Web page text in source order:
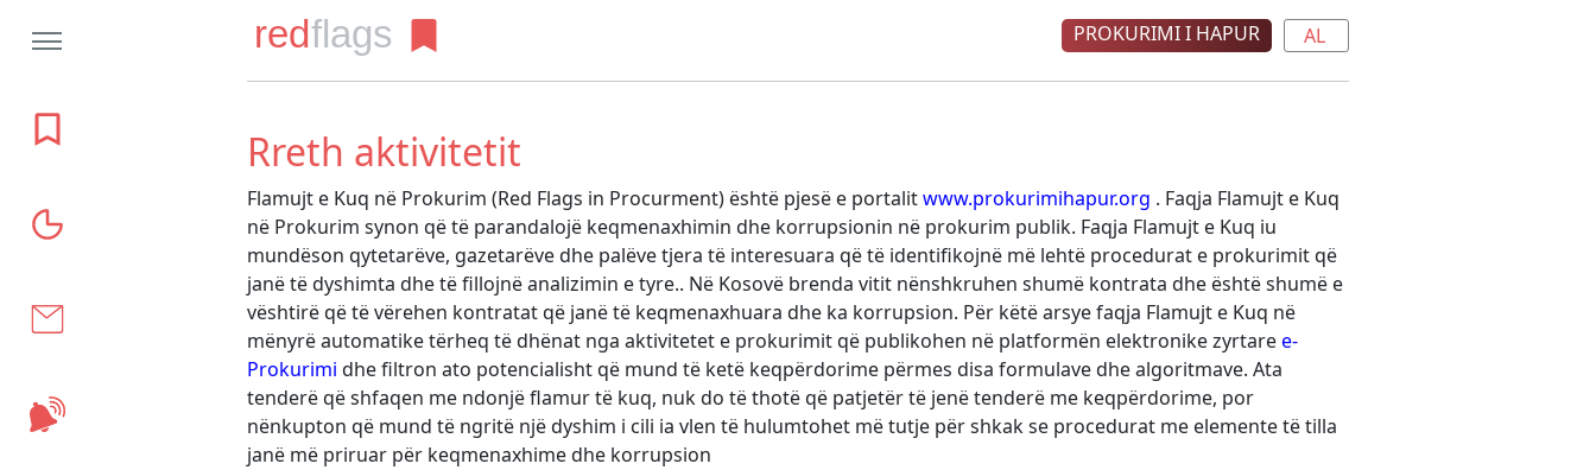
PROKURIMI I HAPUR AL
Rreth aktivitetit
Flamujt e Kuq në Prokurim (Red Flags in Procurment) është pjesë e portalitwww.prokurimihapur.org . Faqja Flamujt e Kuq
në Prokurim synon që të parandalojë keqmenaxhimin dhe korrupsionin në prokurim publik. Faqja Flamujt e Kuq iu
mundëson qytetarëve, gazetarëve dhe palëve tjera të interesuara që të identifikojnë më lehtë procedurat e prokurimit që
janë të dyshimta dhe të fillojnë analizimin e tyre.. Në Kosovë brenda vitit nënshkruhen shumë kontrata dhe është shumë e
vështirë që të vërehen kontratat që janë të keqmenaxhuara dhe ka korrupsion. Për këtë arsye faqja Flamujt e Kuq në
mënyrë automatike tërheq të dhënat nga aktivitetet e prokurimit që publikohen në platformën elektronike zyrtaree-
Prokurimi dhe filtron ato potencialisht që mund të ketë keqpërdorime përmes disa formulave dhe algoritmave. Ata
tenderë që shfaqen me ndonjë flamur të kuq, nuk do të thotë që patjetër të jenë tenderë me keqpërdorime, por
nënkupton që mund të ngritë një dyshim i cili ia vlen të hulumtohet më tutje për shkak se procedurat me elemente të tilla
janë më priruar për keqmenaxhime dhe korrupsion